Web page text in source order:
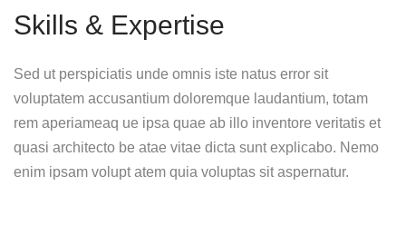
Skills & Expertise
Sed ut perspiciatis unde omnis iste natus error sit
voluptatem accusantium doloremque laudantium, totam
rem aperiameaq ue ipsa quae ab illo inventore veritatis et
quasi architecto be atae vitae dicta sunt explicabo. Nemo
enim ipsam volupt atem quia voluptas sit aspernatur.